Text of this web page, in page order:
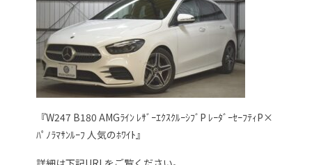
『W247 B180 AMGﾗｲﾝ ﾚｻﾞｰｴｸｽｸﾙｰｼﾌﾞP ﾚｰﾀﾞｰｾｰﾌﾃｨP×
ﾊﾟﾉﾗﾏｻﾝﾙｰﾌ 人気のﾎﾜｲﾄ』